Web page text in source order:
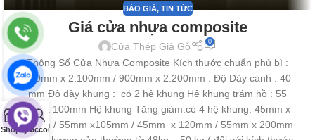
BÁO GIÁ, TIN TỨC
Giá cửa nhựa composite
Cửa Thép Giả Gỗ 0
Thông Số Cửa Nhựa Composite Kích thước chuẩn phủ bì :
800mm x 2.100mm / 900mm x 2.200mm . Độ Dày cánh : 40
mm Độ dày khung : có 2 hệ khung Hệ khung trám hồ : 55
mm x 100mm Hệ khung Tăng giảm:có 4 hệ khung: 45mm x
90mm / 55mm x105mm / 45mm x 120mm / 55mm x 200mm
Shop
0
Cart
My account